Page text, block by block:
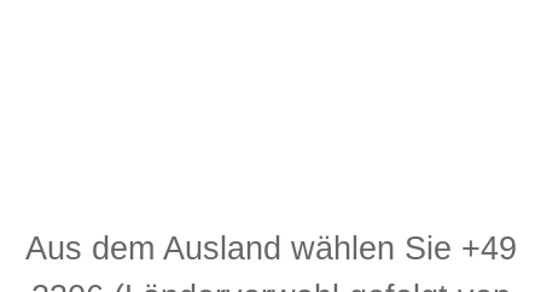
Aus dem Ausland wählen Sie +49